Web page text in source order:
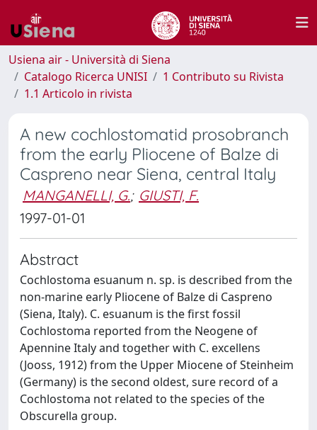
Usiena air - Università di Siena
Catalogo Ricerca UNISI
1 Contributo su Rivista
1.1 Articolo in rivista
A new cochlostomatid prosobranch
from the early Pliocene of Balze di
Caspreno near Siena, central Italy
MANGANELLI, G.; GIUSTI, F.
1997-01-01
Abstract
Cochlostoma esuanum n. sp. is described from the
non-marine early Pliocene of Balze di Caspreno
(Siena, Italy). C. esuanum is the first fossil
Cochlostoma reported from the Neogene of
Apennine Italy and together with C. excellens
(Jooss, 1912) from the Upper Miocene of Steinheim
(Germany) is the second oldest, sure record of a
Cochlostoma not related to the species of the
Obscurella group.